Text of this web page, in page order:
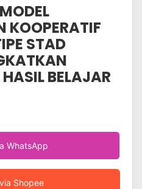
KOOPERATIF
STAD
BELAJAR
WhatsApp
Shopee